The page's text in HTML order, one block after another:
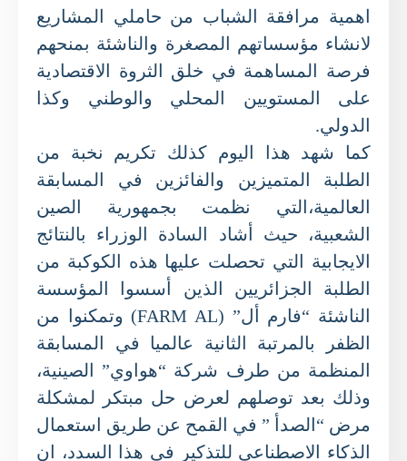
اهمية مرافقة الشباب من حاملي المشاريع
لانشاء مؤسساتهم المصغرة والناشئة بمنحهم
فرصة المساهمة في خلق الثروة الاقتصادية
على المستويين المحلي والوطني وكذا
الدولي.
كما شهد هذا اليوم كذلك تكريم نخبة من
الطلبة المتميزين والفائزين في المسابقة
العالمية،التي نظمت بجمهورية الصين
الشعبية، حيث أشاد السادة الوزراء بالنتائج
الايجابية التي تحصلت عليها هذه الكوكبة من
الطلبة الجزائريين الذين أسسوا المؤسسة
الناشئة “فارم أل” (FARM AL) وتمكنوا من
الظفر بالمرتبة الثانية عالميا في المسابقة
المنظمة من طرف شركة “هواوي” الصينية،
وذلك بعد توصلهم لعرض حل مبتكر لمشكلة
مرض “الصدأ ” في القمح عن طريق استعمال
الذكاء الاصطناعي للتذكير في هذا السدد، ان